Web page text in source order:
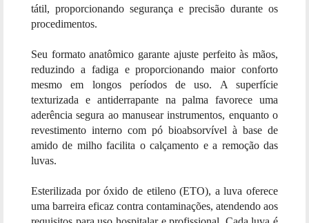
tátil, proporcionando segurança e precisão durante os
procedimentos.
Seu formato anatômico garante ajuste perfeito às mãos,
reduzindo a fadiga e proporcionando maior conforto
mesmo em longos períodos de uso. A superfície
texturizada e antiderrapante na palma favorece uma
aderência segura ao manusear instrumentos, enquanto o
revestimento interno com pó bioabsorvível à base de
amido de milho facilita o calçamento e a remoção das
luvas.
Esterilizada por óxido de etileno (ETO), a luva oferece
uma barreira eficaz contra contaminações, atendendo aos